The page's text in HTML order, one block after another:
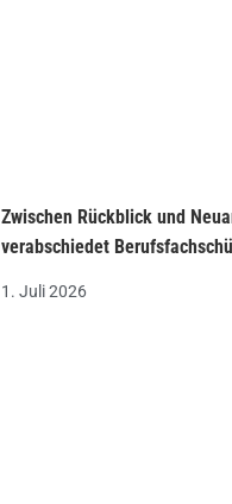
Zwischen Rückblick und
verabschiedet
1. Juli 2026